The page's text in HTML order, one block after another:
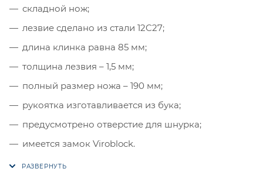
складной нож;
лезвие сделано из стали 12C27;
длина клинка равна 85 мм;
толщина лезвия – 1,5 мм;
полный размер ножа – 190 мм;
рукоятка изготавливается из бука;
предусмотрено отверстие для шнурка;
имеется замок Viroblock.